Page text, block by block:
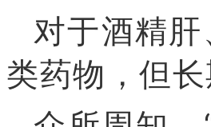
对于酒精
类药物，但